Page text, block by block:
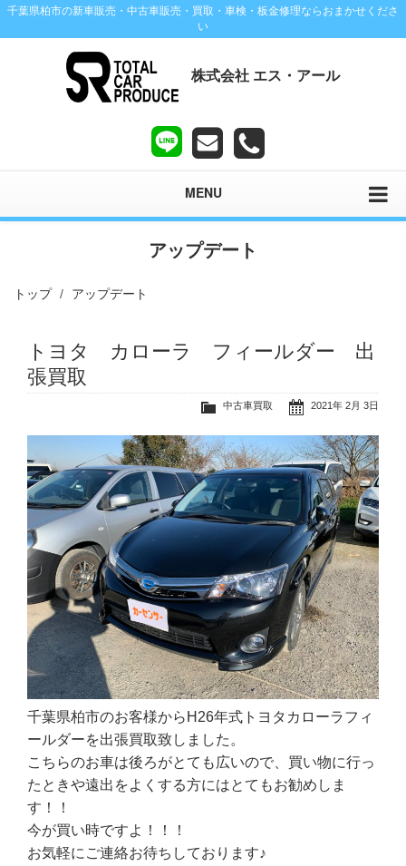
千葉県柏市の新車販売・中古車販売・買取・車検・板金修理ならおまかせくださ
い
株式会社 エス・アール
MENU
アップデート
トップ アップデート
トヨタ カローラ フィールダー 出
張買取
2021年 2月 3日
中古車買取
千葉県柏市のお客様からH26年式トヨタカローラフィ
ールダーを出張買取致しました。
こちらのお車は後ろがとても広いので、買い物に行っ
たときや遠出をよくする方にはとてもお勧めしま
す！！
今が買い時ですよ！！！
お気軽にご連絡お待ちしております♪